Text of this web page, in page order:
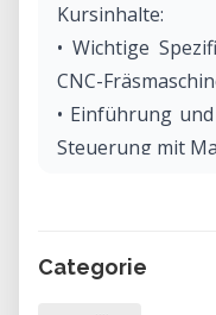
Kursinhalte:
• Wichtige
CNC-
• Einführung
Steuerung mit
• Überblick über
Categorie